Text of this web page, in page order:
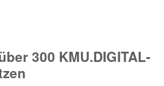
300 KMU.DIGITAL-